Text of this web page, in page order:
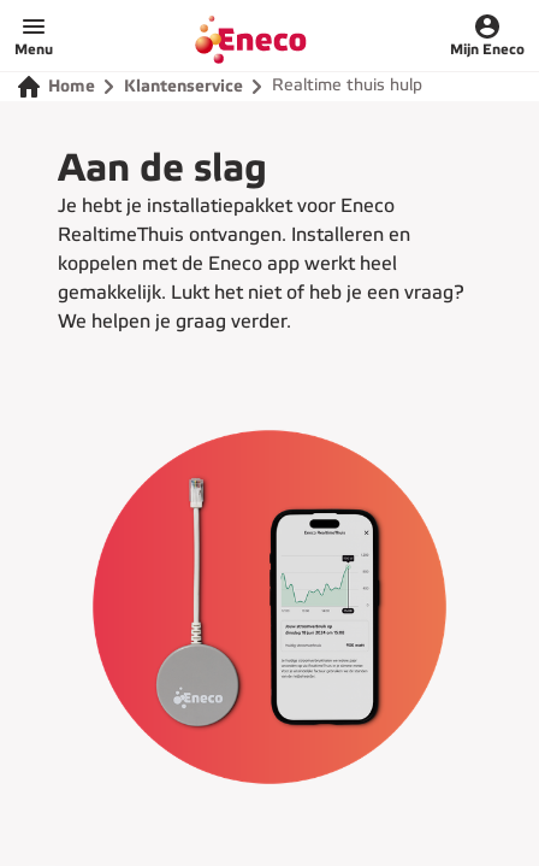
Menu
Home
Mijn Eneco
Home Klantenservice Realtime thuis hulp
Aan de slag
Je hebt je installatiepakket voor Eneco
RealtimeThuis ontvangen. Installeren en
koppelen met de Eneco app werkt heel
gemakkelijk. Lukt het niet of heb je een vraag?
We helpen je graag verder.